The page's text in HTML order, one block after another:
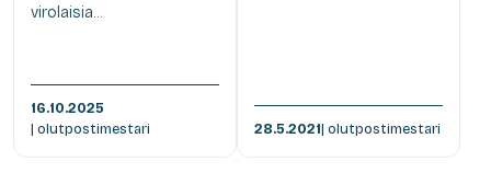
virolaisia...
16.10.2025
| olutpostimestari
28.5.2021| olutpostimestari